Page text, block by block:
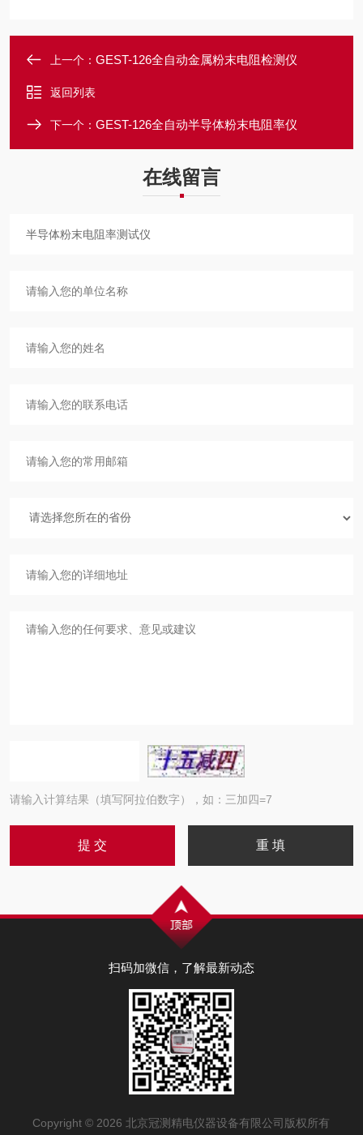
上一个： GEST-126全自动金属粉末电阻检测仪
返回列表
下一个： GEST-126全自动半导体粉末电阻率仪
在线留言
请输入计算结果（填写阿拉伯数字），如：三加四=7
扫码加微信，了解最新动态
Copyright © 2026 北京冠测精电仪器设备有限公司版权所有